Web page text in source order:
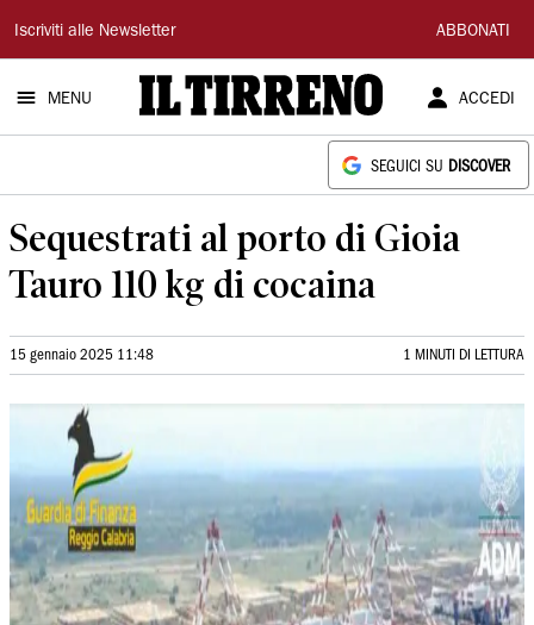
Il
Tirreno
Iscriviti alle Newsletter ABBONATI
MENU ACCEDI
SEGUICI SU DISCOVER
Sequestrati al porto di Gioia
Tauro 110 kg di cocaina
15 gennaio 2025 11:48 1 MINUTI DI LETTURA